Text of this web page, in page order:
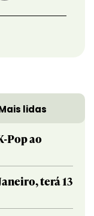
lidas
Pop ao
terá 13